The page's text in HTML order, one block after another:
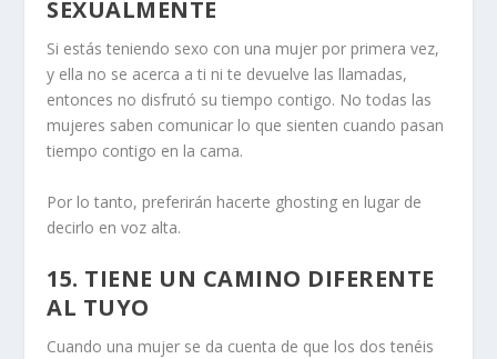
SEXUALMENTE
Si estás teniendo sexo con una mujer por primera vez,
y ella no se acerca a ti ni te devuelve las llamadas,
entonces no disfrutó su tiempo contigo. No todas las
mujeres saben comunicar lo que sienten cuando pasan
tiempo contigo en la cama.
Por lo tanto, preferirán hacerte ghosting en lugar de
decirlo en voz alta.
15. TIENE UN CAMINO DIFERENTE
AL TUYO
Cuando una mujer se da cuenta de que los dos tenéis